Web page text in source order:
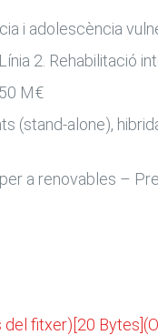
i adolescència
2. Rehabilitació
M€
(stand-alone),
per a renovables –
fitxer)[20